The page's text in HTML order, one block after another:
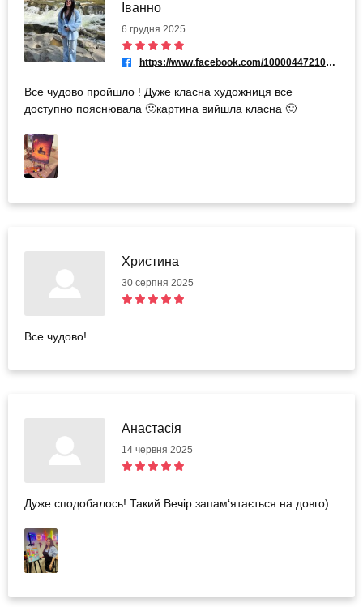
Іванно
6 грудня 2025
https://www.facebook.com/100004472102376
Все чудово пройшло ! Дуже класна художниця все
доступно пояснювала 🙂картина вийшла класна 🙂
Христина
30 серпня 2025
Все чудово!
Анастасія
14 червня 2025
Дуже сподобалось! Такий Вечір запам‘ятається на довго)